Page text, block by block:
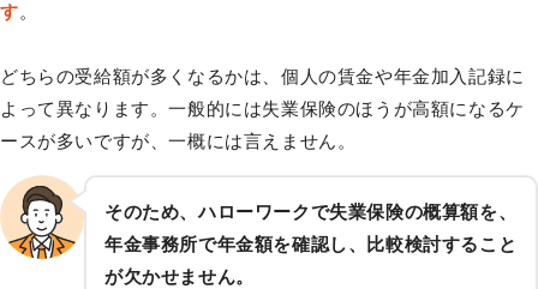
す。
どちらの受給額が多くなるかは、個人の賃金や年金加入記録に
よって異なります。一般的には失業保険のほうが高額になるケ
ースが多いですが、一概には言えません。
そのため、ハローワークで失業保険の概算額を、
年金事務所で年金額を確認し、比較検討すること
が欠かせません。